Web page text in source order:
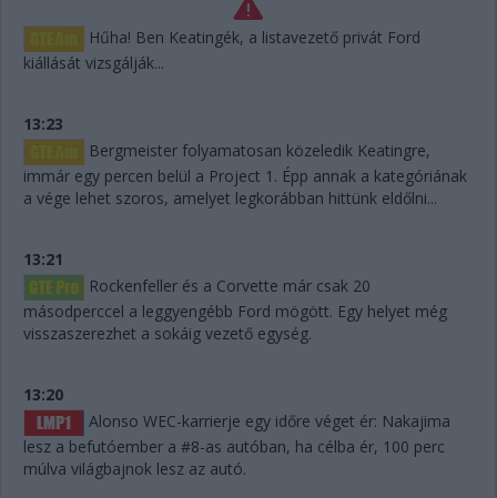
Hűha! Ben Keatingék, a listavezető privát Ford
kiállását vizsgálják...
13:23
Bergmeister folyamatosan közeledik Keatingre,
immár egy percen belül a Project 1. Épp annak a kategóriának
a vége lehet szoros, amelyet legkorábban hittünk eldőlni...
13:21
Rockenfeller és a Corvette már csak 20
másodperccel a leggyengébb Ford mögött. Egy helyet még
visszaszerezhet a sokáig vezető egység.
13:20
Alonso WEC-karrierje egy időre véget ér: Nakajima
lesz a befutóember a #8-as autóban, ha célba ér, 100 perc
múlva világbajnok lesz az autó.